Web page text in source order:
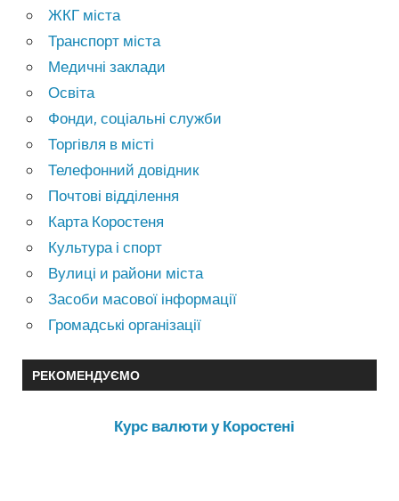
ЖКГ міста
Транспорт міста
Медичні заклади
Освіта
Фонди, соціальні служби
Торгівля в місті
Телефонний довідник
Почтові відділення
Карта Коростеня
Культура і спорт
Вулиці и райони міста
Засоби масової інформації
Громадські організації
РЕКОМЕНДУЄМО
Курс валюти у Коростені